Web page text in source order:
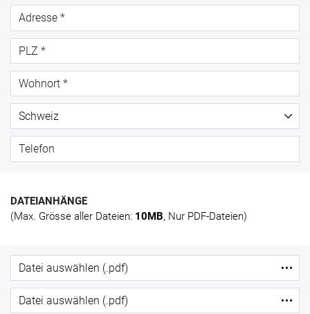
DATEIANHÄNGE
(Max. Grösse aller Dateien: 10MB, Nur PDF-Dateien)